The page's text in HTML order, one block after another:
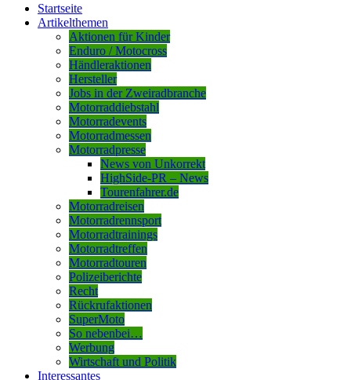
Startseite
Artikelthemen
Aktionen für Kinder
Enduro / Motocross
Händleraktionen
Hersteller
Jobs in der Zweiradbranche
Motorraddiebstahl
Motorradevents
Motorradmessen
Motorradpresse
News von Unkorrekt
HighSide-PR – News
Tourenfahrer.de
Motorradreisen
Motorradrennsport
Motorradtrainings
Motorradtreffen
Motorradtouren
Polizeiberichte
Recht
Rückrufaktionen
SuperMoto
So nebenbei…
Werbung
Wirtschaft und Politik
Interessantes